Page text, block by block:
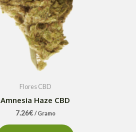
Flores CBD
Amnesia Haze CBD
7.26€ / Gramo